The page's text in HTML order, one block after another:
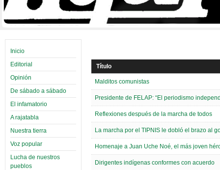
Inicio
Editorial
Opinión
De sábado a sábado
El infamatorio
A rajatabla
Nuestra tierra
Voz popular
Lucha de nuestros
pueblos
Título
Malditos comunistas
Presidente de FELAP: “El periodismo
Reflexiones después de la marcha de todos
La marcha por el TIPNIS le dobló el brazo al
Homenaje a Juan Uche Noé, el más joven
Dirigentes indígenas conformes con acuerdo